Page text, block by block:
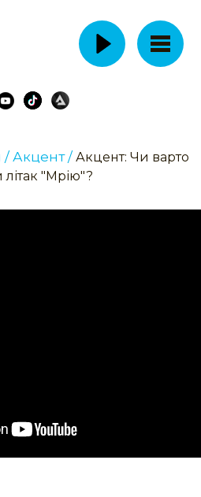
/Акцент / Акцент: Чи варто
літак "Мрію"?